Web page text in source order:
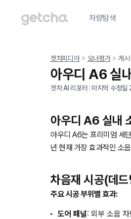
차량탐색
겟차피디아 오너평가 게
아우디 A6 실
겟차 AI 리포터 마지막 수정일
아우디 A6 실내
아우디 A6는 프리미엄 세
년 현재 가장 효과적인 소
차음재 시공(데
주요 시공 부위별 효과:
도어 패널: 외부 소음